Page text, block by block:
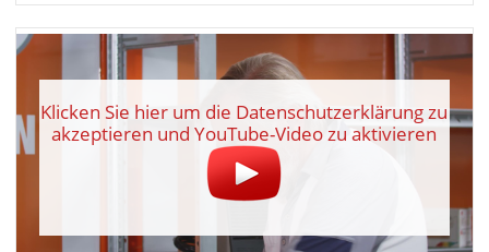
Klicken Sie hier um die Datenschutzerklärung zu
akzeptieren und YouTube-Video zu aktivieren